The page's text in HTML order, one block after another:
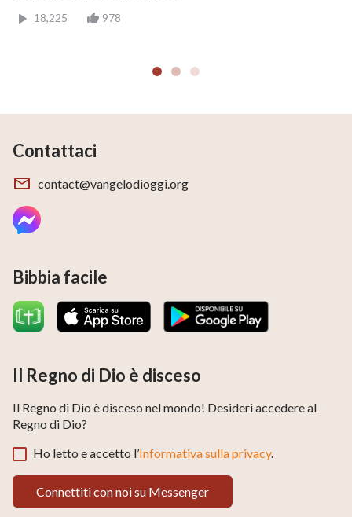
18,225 978
Contattaci
contact@vangelodioggi.org
Bibbia facile
Il Regno di Dio è disceso
Il Regno di Dio è disceso nel mondo! Desideri accedere al
Regno di Dio?
Ho letto e accetto l’Informativa sulla privacy.
Connettiti con noi su Messenger
Non piangere, Dio vede ogni nostra lacrima e
conosce ogni nostro dolore.Egli asciugherà le
nostre lacrime e toglierà ogni sofferenza.Se hai